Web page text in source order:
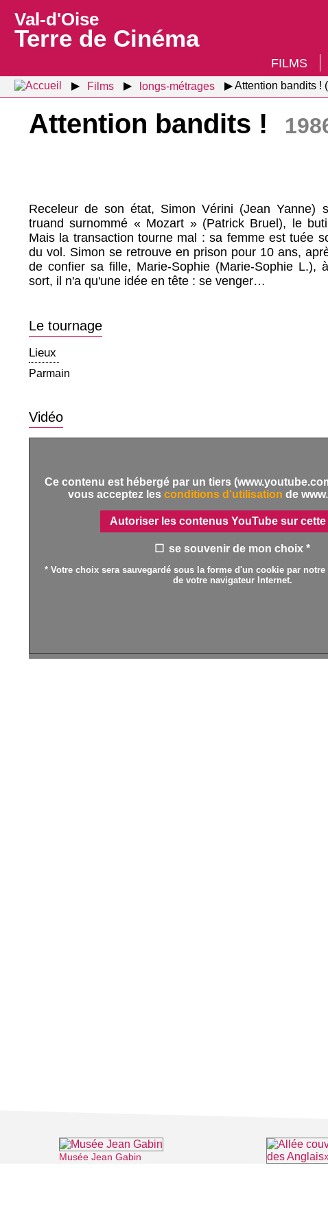
Val-d'Oise
Terre de Cinéma
FILMS
Films longs-métrages Attention bandits !
Attention bandits !
Receleur de son état, Simon Vérini (Jean Yanne)
truand surnommé « Mozart » (Patrick Bruel), le
Mais la transaction tourne mal : sa femme est tuée
du vol. Simon se retrouve en prison pour 10 ans,
de confier sa fille, Marie-Sophie (Marie-Sophie L.),
sort, il n'a qu'une idée en tête : se venger…
Le tournage
Lieux
Parmain
Vidéo
Ce contenu est hébergé par un tiers
vous acceptez les conditions d'utilisation de
Autoriser les contenus YouTube sur cette
se souvenir de mon choix *
* Votre choix sera sauvegardé sous la forme d'un cookie par
de votre navigateur Internet.
Musée Jean Gabin